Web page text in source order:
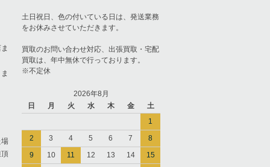
土日祝日、色の付いている日は、発送業務
をお休みさせていただきます。
買取のお問い合わせ対応、出張買取・宅配
買取は、年中無休で行っております。
※不定休
2026年8月
日
月 火 水 木 金
土
1
2
3 4 5 6 7
8
9
10 11 12 13 14
15